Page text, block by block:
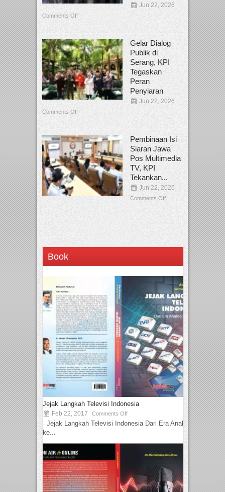
Jun 22, 2026
Comments Off
Gelar Dialog
Publik di
Serang, KPI
Tegaskan
Peran
Penyiaran
Jun 22, 2026
Comments Off
Pembinaan Isi
Siaran Jawa
Pos Multimedia
TV, KPI
Tekankan...
Jun 22, 2026
Comments Off
Book
Jejak Langkah Televisi Indonesia
Feb 22, 2017 Comments Off
Jejak Langkah Televisi Indonesia Dari Era Analog
ke...